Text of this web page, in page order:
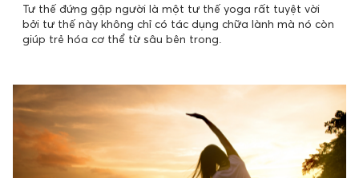
Tư thế đứng gập người là một tư thế yoga rất tuyệt vời
bởi tư thế này không chỉ có tác dụng chữa lành mà nó còn
giúp trẻ hóa cơ thể từ sâu bên trong.